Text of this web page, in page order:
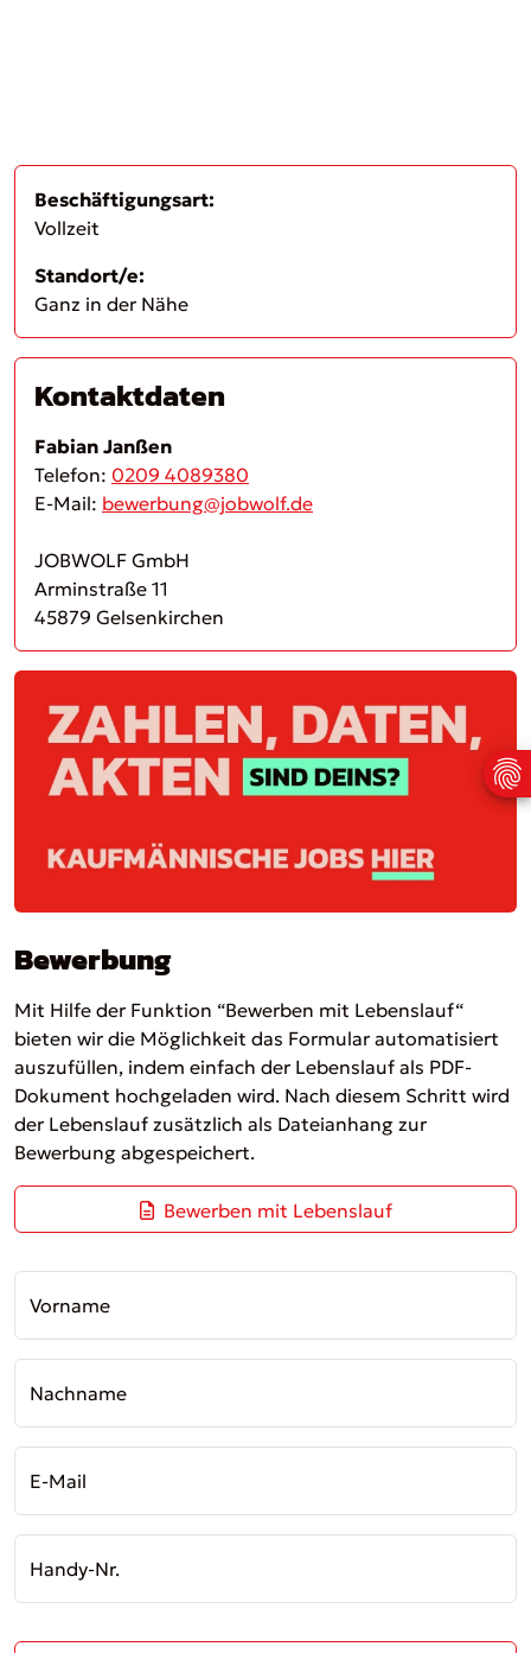
Beschäftigungsart:
Vollzeit
Standort/e:
Ganz in der Nähe
Kontaktdaten
Fabian Janßen
Telefon: 0209 4089380
E-Mail: bewerbung@jobwolf.de
JOBWOLF GmbH
Arminstraße 11
45879 Gelsenkirchen
Bewerbung
Mit Hilfe der Funktion “Bewerben mit Lebenslauf“
bieten wir die Möglichkeit das Formular automatisiert
auszufüllen, indem einfach der Lebenslauf als PDF-
Dokument hochgeladen wird. Nach diesem Schritt wird
der Lebenslauf zusätzlich als Dateianhang zur
Bewerbung abgespeichert.
Bewerben mit Lebenslauf
Vorname
Nachname
E-Mail
Handy-Nr.